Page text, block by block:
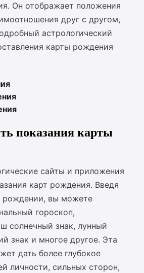
Он отображает положения
друг с другом,
астрологический
карты рождения
показания карты
сайты и приложения
карт рождения. Введя
рождении, вы можете
гороскоп,
солнечный знак, лунный
знак и многое другое. Эта
дать более глубокое
личности, сильных сторон,